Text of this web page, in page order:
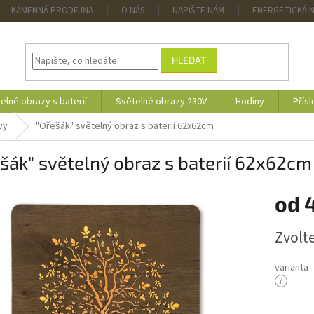
KAMENNÁ PRODEJNA O NÁS NAPIŠTE NÁM ENERGETICKÁ
HLEDAT
obrazy s baterií Světelné obrazy 230V Hodiny
"Ořešák" světelný obraz s baterií 62x62cm
světelný obraz s baterií 62x62cm
od
cena:
varianta
?